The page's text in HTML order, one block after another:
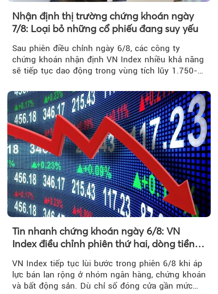
Nhận định thị trường chứng khoán ngày
7/8: Loại bỏ những cổ phiếu đang suy yếu
Sau phiên điều chỉnh ngày 6/8, các công ty
chứng khoán nhận định VN Index nhiều khả năng
sẽ tiếp tục dao động trong vùng tích lũy 1.750-
Tin nhanh chứng khoán ngày 6/8: VN
Index điều chỉnh phiên thứ hai, dòng tiền
chờ phản ứng tại vùng MA20
VN Index tiếp tục lùi bước trong phiên 6/8 khi áp
lực bán lan rộng ở nhóm ngân hàng, chứng khoán
và bất động sản. Dù chỉ số đóng cửa gần mức